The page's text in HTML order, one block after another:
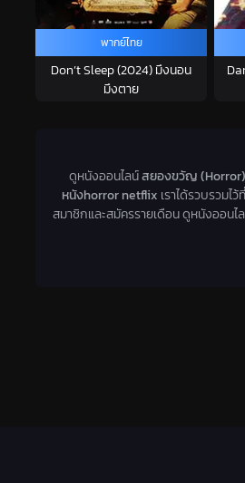
พากย์ไทย
Don’t Sleep (2024) มึงนอน
มึงตาย
ดูหนังออนไลน์สยองขวัญ (Horror)
หนังhorror netflix เราได้รวบรวมไ
สมาชิกและสมัครรายเดือน ดูหนังออน